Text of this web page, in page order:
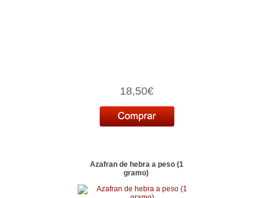
18,50€
Azafran de hebra a peso (1
gramo)